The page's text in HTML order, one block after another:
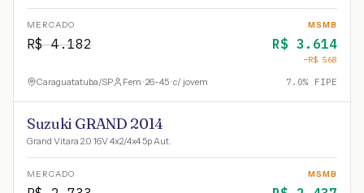
MERCADO
R$4.182
MSMB
R$ 3.614
−R$ 568
Caraguatatuba/SP Fem · 26-45 · c/ jovem 7.0% FIPE
Suzuki GRAND 2014
Grand Vitara 2.0 16V 4x2/4x4 5p Aut.
MERCADO MSMB